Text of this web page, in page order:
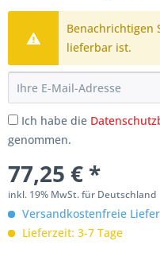
Benachrichtigen
lieferbar ist.
Ich habe die
genommen.
77,25 € *
inkl. 19% MwSt. für Deutschland
Versandkostenfreie
Lieferzeit: 3-7 Tage